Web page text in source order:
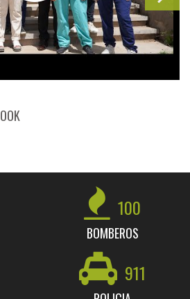
100
BOMBEROS
911